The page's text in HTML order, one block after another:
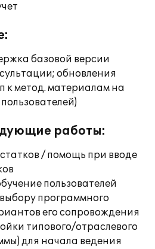
базовой версии
обновления
к метод. материалам на
работы:
/ помощь при вводе
пользователей
программного
его сопровождения
типового/отраслевого
для начала ведения